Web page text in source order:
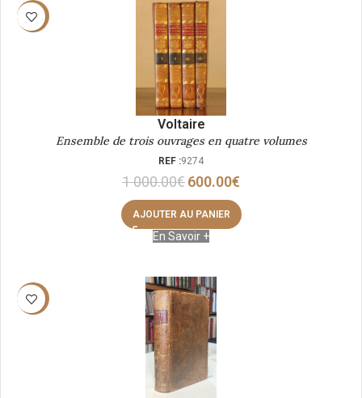
-40%
Voltaire
Ensemble de trois ouvrages en quatre volumes
REF :9274
1 000.00€600.00€
AJOUTER AU PANIER
En Savoir +
-40%